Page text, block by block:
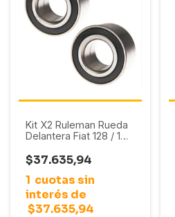
Kit X2 Ruleman Rueda
Delantera Fiat 128 / 147
Punto / Siena / Sapazio
/ Uno
$37.635,94
1 cuotas sin
interés de
$37.635,94